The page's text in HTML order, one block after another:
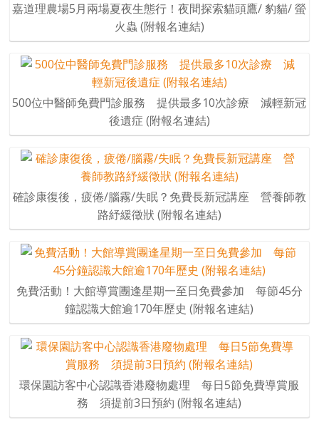
嘉道理農場5月兩場夏夜生態行！夜間探索貓頭鷹/ 豹貓/ 螢
火蟲 (附報名連結)
500位中醫師免費門診服務 提供最多10次診療 減輕新冠
後遺症 (附報名連結)
確診康復後，疲倦/腦霧/失眠？免費長新冠講座 營養師教
路紓緩徵狀 (附報名連結)
免費活動！大館導賞團逢星期一至日免費參加 每節45分
鐘認識大館逾170年歷史 (附報名連結)
環保園訪客中心認識香港廢物處理 每日5節免費導賞服
務 須提前3日預約 (附報名連結)